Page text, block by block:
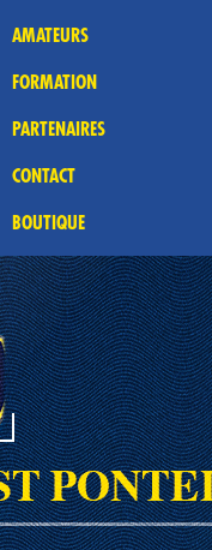
AMATEURS
FORMATION
PARTENAIRES
CONTACT
BOUTIQUE